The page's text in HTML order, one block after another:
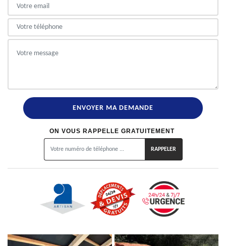
ON VOUS RAPPELLE GRATUITEMENT